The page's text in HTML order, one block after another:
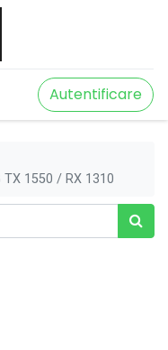
Autentificare
TX 1550 / RX 1310